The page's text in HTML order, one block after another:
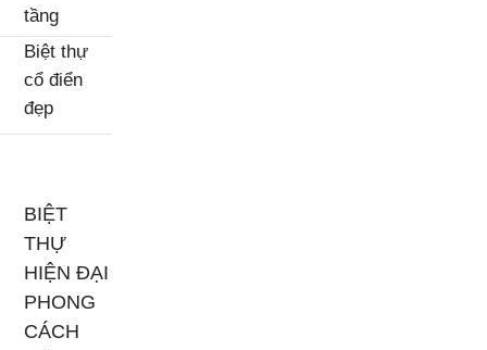
tầng
Biệt thự
cổ điển
đẹp
BIỆT
THỰ
HIỆN ĐẠI
PHONG
CÁCH